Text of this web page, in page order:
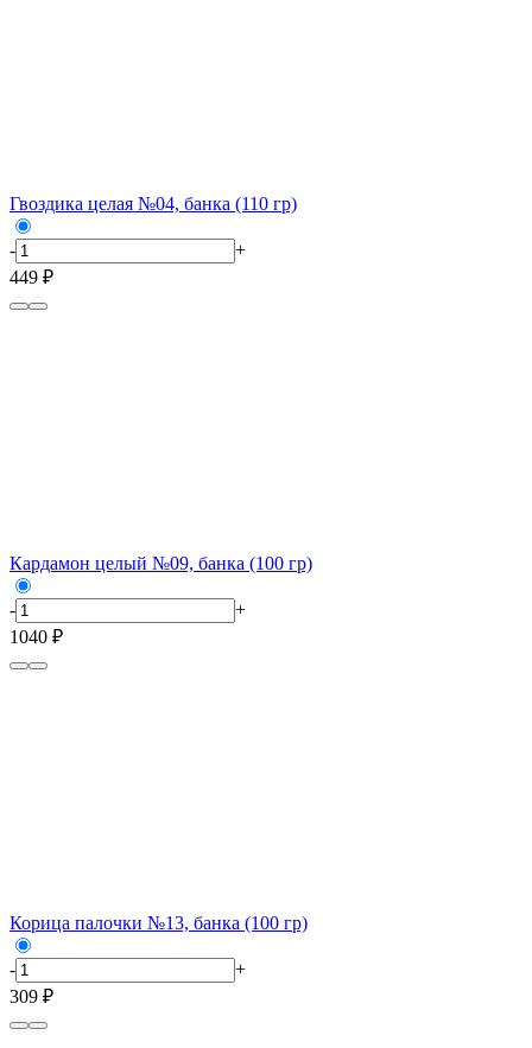
Гвоздика целая №04, банка (110 гр)
-
+
449 ₽
Кардамон целый №09, банка (100 гр)
-
+
1040 ₽
Корица палочки №13, банка (100 гр)
-
+
309 ₽